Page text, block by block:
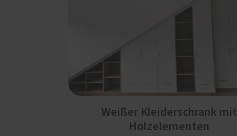
Weißer Kleiderschrank mit
Holzelementen